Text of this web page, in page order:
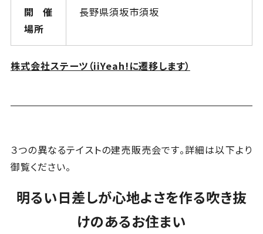
開催
場所
長野県須坂市須坂
株式会社ステーツ（iiYeah!に遷移します）
３つの異なるテイストの建売販売会です。詳細は以下より
御覧ください。
明るい日差しが心地よさを作る吹き抜
けのあるお住まい